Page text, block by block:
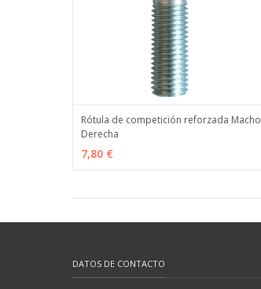
VER OPCIONES
Rótula de competición reforzada Macho
Derecha
7,80 €
DATOS DE CONTACTO